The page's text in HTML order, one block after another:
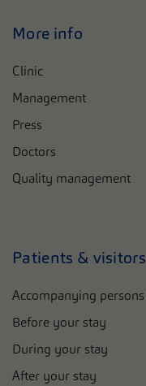
More info
Clinic
Management
Press
Doctors
Quality management
Patients & visitors
Accompanying persons
Before your stay
During your stay
After your stay